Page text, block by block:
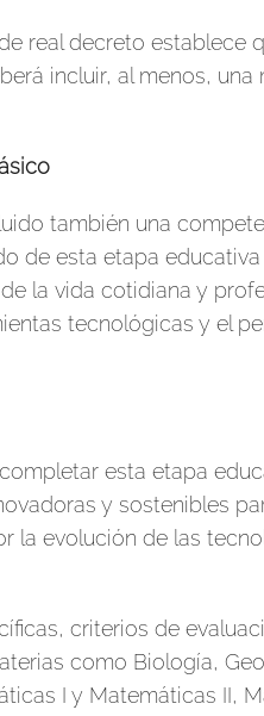
real decreto establece
incluir, al menos,
también una
de esta etapa
la vida cotidiana y
tecnológicas y el
esta etapa
y sostenibles
la evolución de las
criterios de
como Biología,
I y Matemáticas II,